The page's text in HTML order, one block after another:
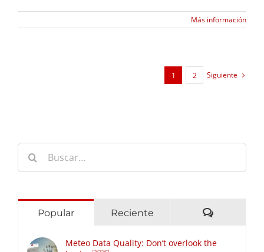
Más información
1 2 Siguiente
Buscar:
Popular Reciente
Meteo Data Quality: Don’t overlook the